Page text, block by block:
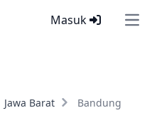
Masuk
Jawa Barat Bandung